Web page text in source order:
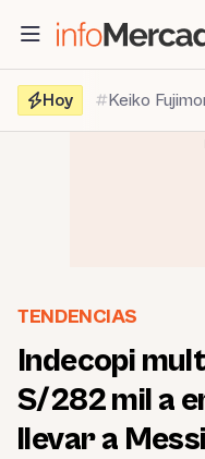
contenido
Hoy
Keiko
TENDENCIAS
Indecopi
S/282 mil a
llevar a